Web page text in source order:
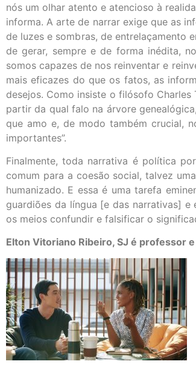
nós um olhar atento e atencioso à
informa. A arte de narrar exige que as
de luzes e sombras, de entrelaçamento
de gerar, sempre e de forma inédita,
somos capazes de nos reinventar e
mais eficazes do que os fatos, as
desejos. Como insiste o filósofo
partir da qual falo na árvore
que amo e, de modo também crucial,
importantes”.
Finalmente, toda narrativa é política
comum para a coesão social, talvez
humanizado. E essa é uma tarefa
guardiões da língua [e das narrativas]
os meios confundir e falsificar o
Elton Vitoriano Ribeiro, SJ é professor